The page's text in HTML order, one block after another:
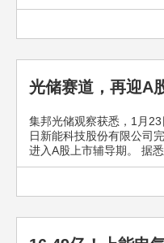
光储赛道，再迎A
集邦光储观察获悉，1月
日新能科技股份有限公司
进入A股上市辅导期。 据